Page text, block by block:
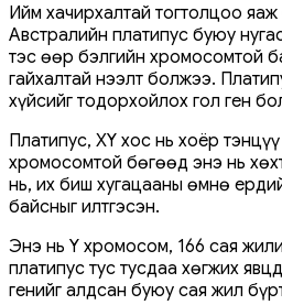
Ийм хачирхалтай тогтолцоо
Австралийн платипус буюу
тэс өөр бэлгийн хромосомтой
гайхалтай нээлт болжээ.
хүйсийг тодорхойлох гол ген
Платипус, XY хос нь хоёр
хромосомтой бөгөөд энэ нь
нь, их биш хугацааны өмнө
байсныг илтгэсэн.
Энэ нь Y хромосом, 166 сая
платипус тус тусдаа хөгжих
генийг алдсан буюу сая жил